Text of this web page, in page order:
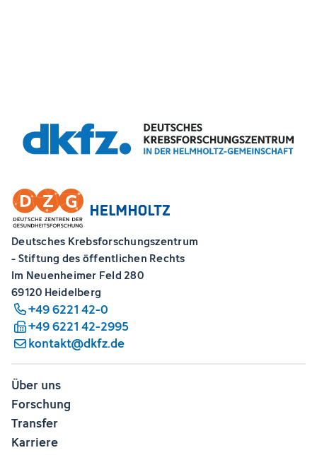
Deutsches Krebsforschungszentrum
- Stiftung des öffentlichen Rechts
Im Neuenheimer Feld 280
69120 Heidelberg
+49 6221 42-0
+49 6221 42-2995
kontakt@dkfz.de
Über uns
Forschung
Transfer
Karriere